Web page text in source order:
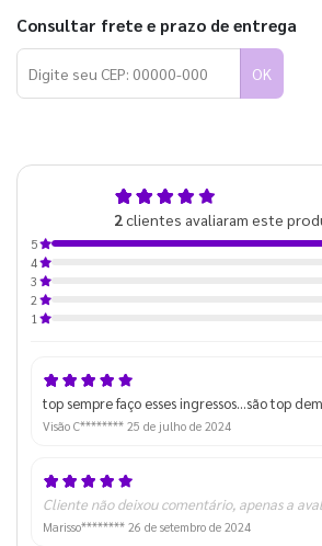
Consultar frete e prazo de entrega
OK
2clientes avaliaram este
5
4
3
2
1
top sempre faço esses ingressos...são top
Visão C******** 25 de julho de 2024
Cliente não deixou comentário, apenas a
Marisso******** 26 de setembro de 2024